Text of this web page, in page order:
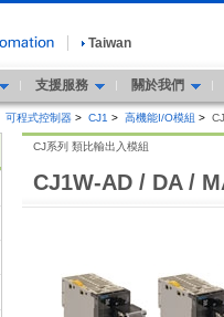
Taiwan
支援服務 關於我們
可程式控制器 > CJ1 > 高機能I/O模組 >
CJ1W-AD / DA /
CJ系列 類比輸出入模組